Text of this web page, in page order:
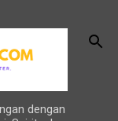
dengan